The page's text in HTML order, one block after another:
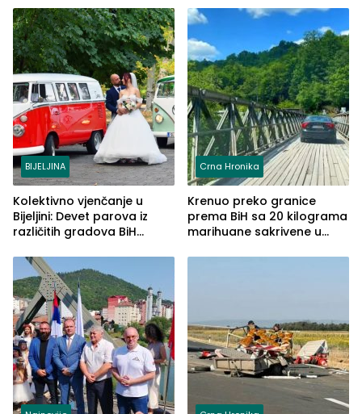
BIJELJINA
Kolektivno vjenčanje u
Bijeljini: Devet parova iz
različitih gradova BiH
Crna Hronika
Krenuo preko granice
prema BiH sa 20 kilograma
marihuane sakrivene u